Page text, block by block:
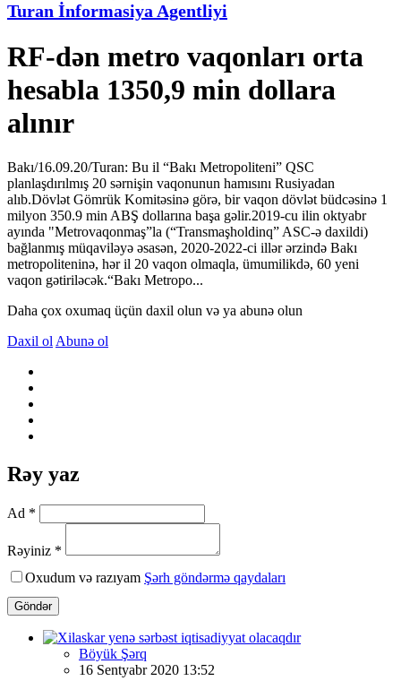
Turan İnformasiya Agentliyi
RF-dən metro vaqonları orta
hesabla 1350,9 min dollara
alınır
Bakı/16.09.20/Turan: Bu il “Bakı Metropoliteni” QSC
planlaşdırılmış 20 sərnişin vaqonunun hamısını Rusiyadan
alıb.Dövlət Gömrük Komitəsinə görə, bir vaqon dövlət büdcəsinə 1
milyon 350.9 min ABŞ dollarına başa gəlir.2019-cu ilin oktyabr
ayında "Metrovaqonmaş”la (“Transmaşholdinq” ASC-ə daxildi)
bağlanmış müqaviləyə əsasən, 2020-2022-ci illər ərzində Bakı
metropoliteninə, hər il 20 vaqon olmaqla, ümumilikdə, 60 yeni
vaqon gətiriləcək.“Bakı Metropo...
Daha çox oxumaq üçün daxil olun və ya abunə olun
Daxil ol Abunə ol
Rəy yaz
Ad *
Rəyiniz *
Oxudum və razıyam Şərh göndərmə qaydaları
Göndər
Böyük Şərq
16 Sentyabr 2020 13:52